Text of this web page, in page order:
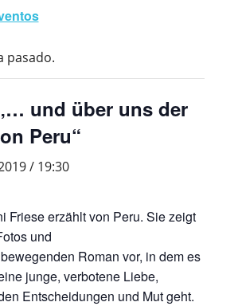
pasado.
und über uns der
Peru“
/ 19:30
Friese erzählt von Peru. Sie zeigt
und
Roman vor, in dem es
junge, verbotene Liebe,
Entscheidungen und Mut geht.